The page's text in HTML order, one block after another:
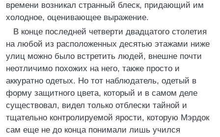
времени возникал странный блеск, придающий им
холодное, оценивающее выражение.
В конце последней четверти двадцатого столетия
на любой из расположенных десятью этажами ниже
улиц можно было встретить людей, внешне почти
неотличимо похожих на него, также просто и
аккуратно одетых. Но тот наблюдатель, одетый в
форму защитного цвета, который и в самом деле
существовал, видел только отблески тайной и
тщательно контролируемой ярости, которую Мэрдок
сам еще не до конца понимали лишь учился